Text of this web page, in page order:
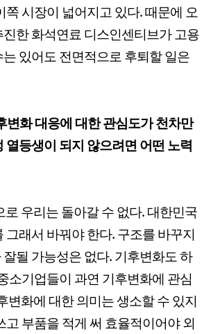
쪽 시장이 넓어지고 있다. 때문에 오
한 화석연료 디스인센티브가 고용
있어도 전면적으로 후퇴할 일은
변화 대응에 대한 관심도가 천차만
열등생이 되지 않으려면 어떤 노력
우리는 돌아갈 수 없다. 대한민국
그래서 바꿔야 한다. 구조를 바꾸지
될 가능성은 없다. 기후변화도 하
소기업들이 과연 기후변화에 관심
변화에 대한 의미는 생소할 수 있지
고 부품을 적게 써 효율적이어야 외